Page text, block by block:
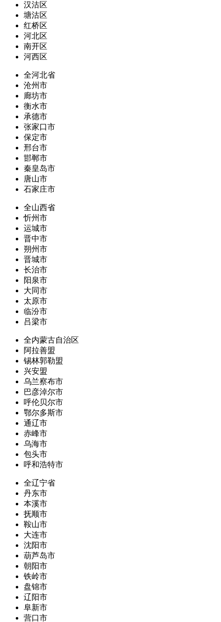
汉沽区
塘沽区
红桥区
河北区
南开区
河西区
全河北省
沧州市
廊坊市
衡水市
承德市
张家口市
保定市
邢台市
邯郸市
秦皇岛市
唐山市
石家庄市
全山西省
忻州市
运城市
晋中市
朔州市
晋城市
长治市
阳泉市
大同市
太原市
临汾市
吕梁市
全内蒙古自治区
阿拉善盟
锡林郭勒盟
兴安盟
乌兰察布市
巴彦淖尔市
呼伦贝尔市
鄂尔多斯市
通辽市
赤峰市
乌海市
包头市
呼和浩特市
全辽宁省
丹东市
本溪市
抚顺市
鞍山市
大连市
沈阳市
葫芦岛市
朝阳市
铁岭市
盘锦市
辽阳市
阜新市
营口市